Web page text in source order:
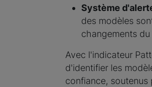
Système
des modèles
changements du
Avec l'indicateur
d'identifier les
confiance, soutenus